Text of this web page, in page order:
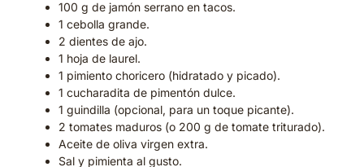
100 g de jamón serrano en tacos.
1 cebolla grande.
2 dientes de ajo.
1 hoja de laurel.
1 pimiento choricero (hidratado y picado).
1 cucharadita de pimentón dulce.
1 guindilla (opcional, para un toque picante).
2 tomates maduros (o 200 g de tomate triturado).
Aceite de oliva virgen extra.
Sal y pimienta al gusto.